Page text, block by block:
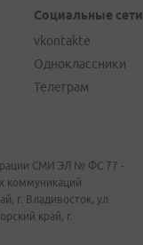
Социальные сети
vkontakte
Одноклассники
Телеграм
СМИ ЭЛ № ФС 77 -
коммуникаций
г. Владивосток, ул.
край, г.